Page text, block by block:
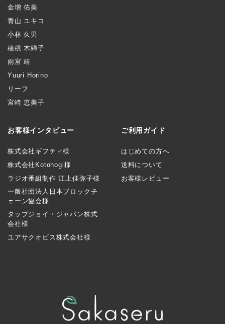
金増 佑美
青山 ユキコ
小林 久男
穂積 木綿子
雨宮 靖
Yuuri Horino
リーフ
宮崎 恵美子
お客様インタビュー
株式会社ギフティ様
株式会社Kotohogi様
ラジオ番組制作 江上佳弥子様
一般社団法人日本ブロックチ
ェーン協会様
タップジョイ・ジャパン株式
会社様
ユアサクオビス株式会社様
ご利用ガイド
はじめての方へ
送料について
お客様レビュー